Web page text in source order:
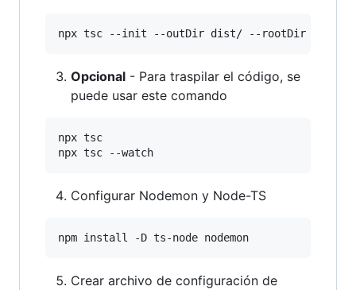
Opcional - Para traspilar el código, se
puede usar este comando
npx tsc
Configurar Nodemon y Node-TS
Crear archivo de configuración de